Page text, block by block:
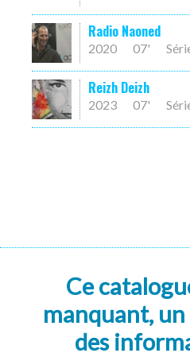
Radio Naoned
2020 07'
Reizh Deizh
2023 07'
Ce
manquant,
des